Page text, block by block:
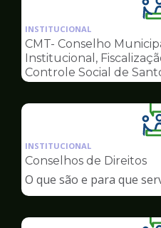
INSTITUCIONAL
CMT- Conselho
Institucional,
Controle Social de
INSTITUCIONAL
Conselhos de Direitos
O que são e para que